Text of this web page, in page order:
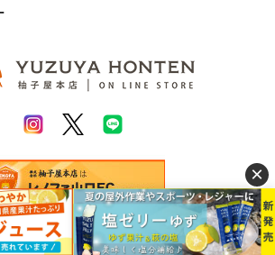
柚子屋本店. All rights Reserved.
×